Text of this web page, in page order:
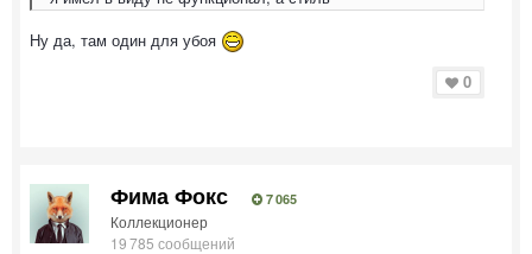
Ну да, там один для убоя
0
Фима Фокс 7 065
Коллекционер
19 785 сообщений